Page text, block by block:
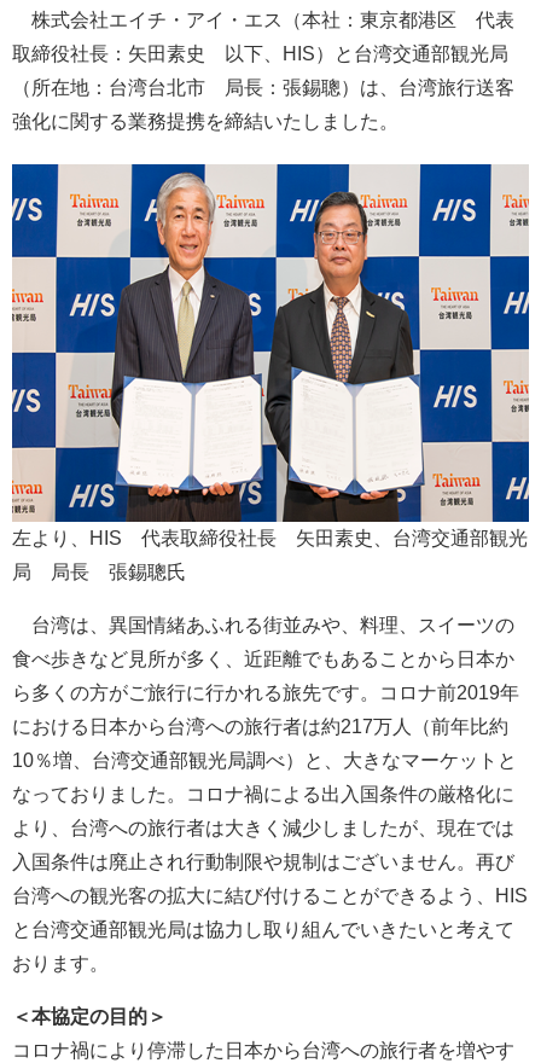
株式会社エイチ・アイ・エス（本社：東京都港区 代表
取締役社長：矢田素史 以下、HIS）と台湾交通部観光局
（所在地：台湾台北市 局長：張錫聰）は、台湾旅行送客
強化に関する業務提携を締結いたしました。
左より、HIS 代表取締役社長 矢田素史、台湾交通部観光
局 局長 張錫聰氏
台湾は、異国情緒あふれる街並みや、料理、スイーツの
食べ歩きなど見所が多く、近距離でもあることから日本か
ら多くの方がご旅行に行かれる旅先です。コロナ前2019年
における日本から台湾への旅行者は約217万人（前年比約
10％増、台湾交通部観光局調べ）と、大きなマーケットと
なっておりました。コロナ禍による出入国条件の厳格化に
より、台湾への旅行者は大きく減少しましたが、現在では
入国条件は廃止され行動制限や規制はございません。再び
台湾への観光客の拡大に結び付けることができるよう、HIS
と台湾交通部観光局は協力し取り組んでいきたいと考えて
おります。
＜本協定の目的＞
コロナ禍により停滞した日本から台湾への旅行者を増やす